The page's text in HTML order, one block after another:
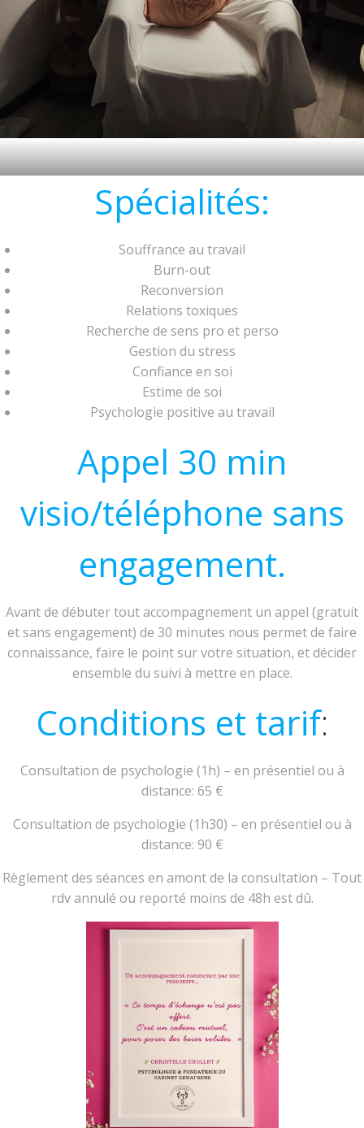
Spécialités:
Souffrance au travail
Burn-out
Reconversion
Relations toxiques
Recherche de sens pro et perso
Gestion du stress
Confiance en soi
Estime de soi
Psychologie positive au travail
Appel 30 min
visio/téléphone sans
engagement.
Avant de débuter tout accompagnement un appel (gratuit
et sans engagement) de 30 minutes nous permet de faire
connaissance, faire le point sur votre situation, et décider
ensemble du suivi à mettre en place.
Conditions et tarif:
Consultation de psychologie (1h) – en présentiel ou à
distance: 65 €
Consultation de psychologie (1h30) – en présentiel ou à
distance: 90 €
Règlement des séances en amont de la consultation – Tout
rdv annulé ou reporté moins de 48h est dû.